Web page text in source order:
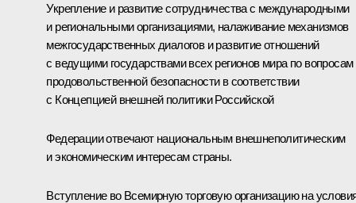
Укрепление и развитие сотрудничества с международными
и региональными организациями, налаживание механизмов
межгосударственных диалогов и развитие отношений
с ведущими государствами всех регионов мира по вопросам
продовольственной безопасности в соответствии
с Концепцией внешней политики Российской
Федерации отвечают национальным внешнеполитическим
и экономическим интересам страны.
Вступление во Всемирную торговую организацию на